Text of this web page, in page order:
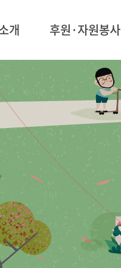
개 후원·자원봉사